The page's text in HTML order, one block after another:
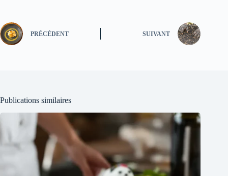
PRÉCÉDENT SUIVANT
Publications similaires